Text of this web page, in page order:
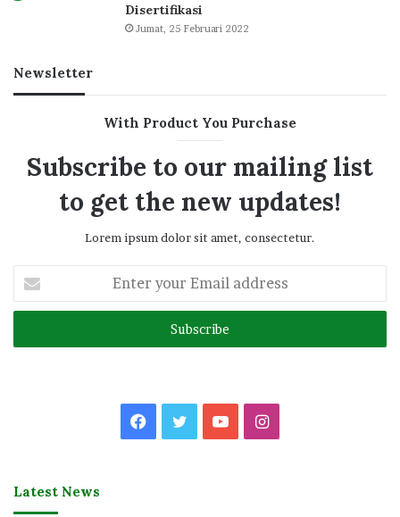
Disertifikasi
Jumat, 25 Februari 2022
Newsletter
With Product You Purchase
Subscribe to our mailing list
to get the new updates!
Lorem ipsum dolor sit amet, consectetur.
your
Email
Facebook
TwitterYouTubeInstagram
Latest News